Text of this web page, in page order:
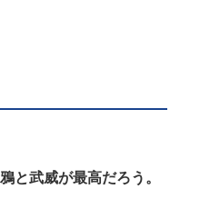
と武威が最高だろう。